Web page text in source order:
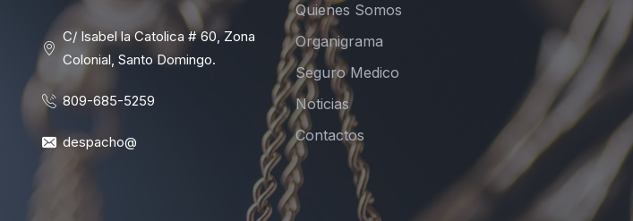
C/ Isabel la Catolica # 60, Zona
Colonial, Santo Domingo.
809-685-5259
despacho@
Quienes Somos
Organigrama
Seguro Medico
Noticias
Contactos